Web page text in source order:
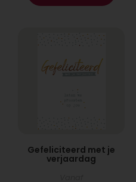
Gefeliciteerd met je
verjaardag